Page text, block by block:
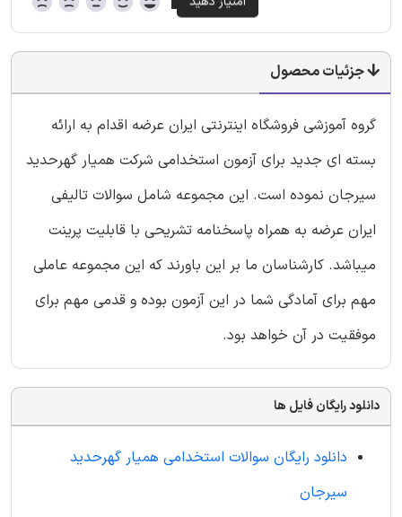
جزئیات محصول
گروه آموزشی فروشگاه اینترنتی ایران عرضه اقدام به ارائه
بسته ای جدید برای آزمون استخدامی شرکت همیار گهرحدید
سیرجان نموده است. این مجموعه شامل سوالات تالیفی
ایران عرضه به همراه پاسخنامه تشریحی با قابلیت پرینت
میباشد. کارشناسان ما بر این باورند که این مجموعه عاملی
مهم برای آمادگی شما در این آزمون بوده و قدمی مهم برای
موفقیت در آن خواهد بود.
دانلود رایگان فایل ها
دانلود رایگان سوالات استخدامی همیار گهرحدید
سیرجان